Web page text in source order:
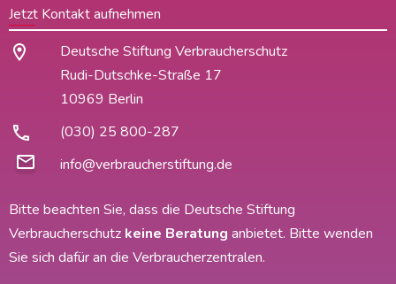
Jetzt Kontakt aufnehmen
Deutsche Stiftung Verbraucherschutz
Rudi-Dutschke-Straße 17
10969 Berlin
(030) 25 800-287
info@verbraucherstiftung.de
Bitte beachten Sie, dass die Deutsche Stiftung
Verbraucherschutz keine Beratung anbietet. Bitte wenden
Sie sich dafür an die Verbraucherzentralen.